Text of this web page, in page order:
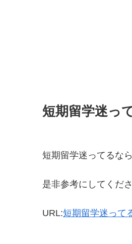
短期留学迷っ
短期留学迷ってるな
是非参考にしてくださ
URL:短期留学迷って